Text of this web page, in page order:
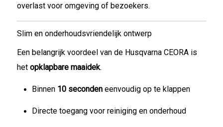
overlast voor omgeving of bezoekers.
Slim en onderhoudsvriendelijk ontwerp
Een belangrijk voordeel van de Husqvarna CEORA is
het opklapbare maaidek.
Binnen 10 secondeneenvoudig op te klappen
Directe toegang voor reiniging en onderhoud